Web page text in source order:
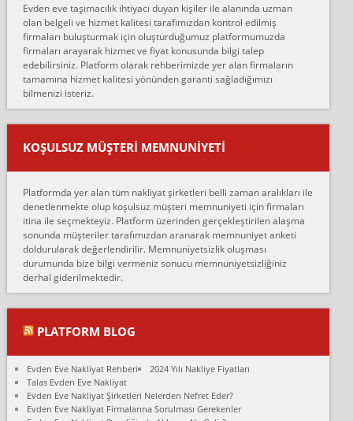
çalıştıklarını, müş...
Ahmet:
Lüleburgaz güngünes evden eve naklyat eşyalarımı taşımak için
anlaştık sabah eve geldiklerinde de eşyalarımı düzgün şekilde
sarcaz demelerine r...
mehmet güldü:
Ankara ALİCANLAR NAKLİYAT Tutarsız ve ticari ahlak problemleri
var verdikleri fiyat teklifini arttırdılar. Sonrasında taşıma gününde
oldukça tutarsı...
Ankara Alicanlar naklyat tel 5465524025. 2600 TL'ye ankaradan
Konya ya Alicanlar naklyat la anlaştık bu şahıs evin taşınacağı gün
fiyatın mazoto gele...
Fatih kokmese:
Diyarbakır dan eşyamı getirtmek için anlaştım sözleşme yaptım.
Son anda fiyat artırdılar.. mecburiyetten tasittim.. bu kişiler ağrılı
Ali:
olduk. Asansörlü dediler sonra uraya asansör kurulmaz dediler
fark istediler. ortada asa...
Nimet:
Ben 2021 Ağustos ilk haftası Evimi taşıdım yani İstanbul'un bir
Evden eve taşımacılık ihtiyacı duyan kişiler ile alanında uzman
olan belgeli ve hizmet kalitesi tarafımızdan kontrol edilmiş
firmaları buluşturmak için oluşturduğumuz platformumuzda
firmaları arayarak hizmet ve fiyat konusunda bilgi talep
edebilirsiniz. Platform olarak rehberimizde yer alan firmaların
tamamına hizmet kalitesi yönünden garanti sağladığımızı
bilmenizi isteriz.
KOŞULSUZ MÜŞTERI MEMNUNIYETI
Platformda yer alan tüm nakliyat şirketleri belli zaman aralıkları ile
denetlenmekte olup koşulsuz müşteri memnuniyeti için firmaları
itina ile seçmekteyiz. Platform üzerinden gerçekleştirilen alaşma
sonunda müşteriler tarafımızdan aranarak memnuniyet anketi
doldurularak değerlendirilir. Memnuniyetsizlik oluşması
durumunda bize bilgi vermeniz sonucu memnuniyetsizliğiniz
derhal giderilmektedir.
PLATFORM BLOG
Evden Eve Nakliyat Rehberi
2024 Yılı Nakliye Fiyatları
Talas Evden Eve Nakliyat
Evden Eve Nakliyat Şirketleri Nelerden Nefret Eder?
Evden Eve Nakliyat Firmalarına Sorulması Gerekenler